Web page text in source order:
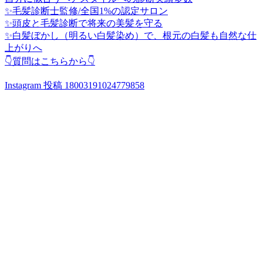
✨毛髪診断士監修/全国1%の認定サロン
✨頭皮と毛髪診断で将来の美髪を守る
✨白髪ぼかし（明るい白髪染め）で、根元の白髪も自然な仕
上がりへ
👇質問はこちらから👇
Instagram 投稿 18003191024779858